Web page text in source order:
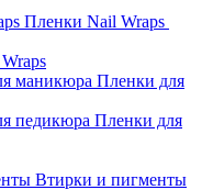
Пленки Nail Wraps
Пленки для
Пленки для
Втирки и пигменты